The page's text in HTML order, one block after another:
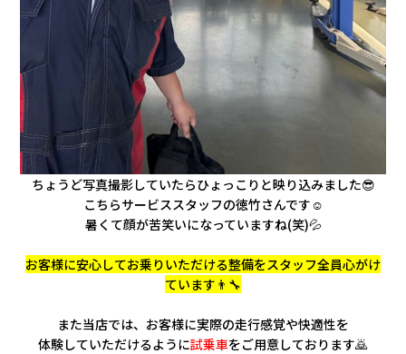
ちょうど写真撮影していたらひょっこりと映り込みました😎
こちらサービススタッフの徳竹さんです☺️
暑くて顔が苦笑いになっていますね(笑)💦
お客様に安心してお乗りいただける整備をスタッフ全員心がけ
ています👨‍🔧
また当店では、お客様に実際の走行感覚や快適性を
体験していただけるように試乗車をご用意しております🙇